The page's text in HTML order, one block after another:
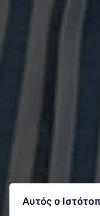
Αυτός ο